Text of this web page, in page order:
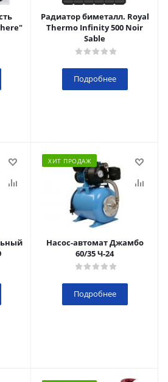
Радиатор биметалл. Royal
Thermo Infinity 500 Noir
Sable
Подробнее
ХИТ ПРОДАЖ
Насос-автомат Джамбо
60/35 Ч-24
Подробнее